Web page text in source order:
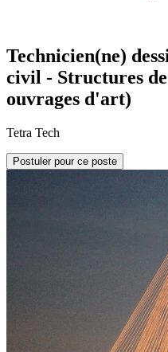
Technicien(ne)
civil - Structures
ouvrages d'art)
Tetra Tech
Postuler pour ce poste